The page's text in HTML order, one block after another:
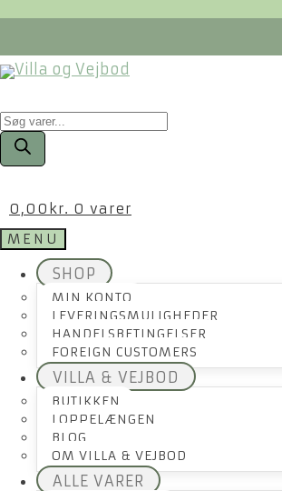
Products
search
0,00 kr. 0 varer
MENU
SHOP
MIN KONTO
LEVERINGSMULIGHEDER
HANDELSBETINGELSER
FOREIGN CUSTOMERS
VILLA & VEJBOD
BUTIKKEN
LOPPELÆNGEN
BLOG
OM VILLA & VEJBOD
ALLE VARER